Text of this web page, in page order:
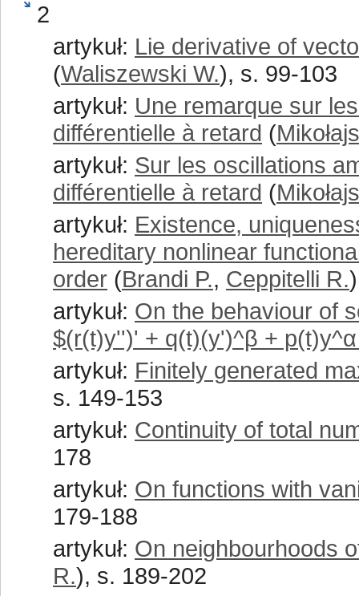
2
artykuł: Lie derivative of
(Waliszewski W.), s. 99-103
artykuł: Une remarque sur
différentielle à retard (
artykuł: Sur les oscillations
différentielle à retard (
artykuł: Existence,
hereditary nonlinear
order (Brandi P., Ceppitelli R.
artykuł: On the behaviour of
$(r(t)y'')' + q(t)(y')^β +
artykuł: Finitely generated
s. 149-153
artykuł: Continuity of total
178
artykuł: On functions with
179-188
artykuł: On neighbourhoods
R.), s. 189-202